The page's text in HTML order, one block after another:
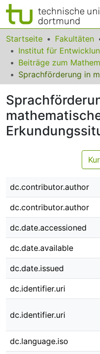
Bereiche & Sammlungen
Das gesamte
Statistiken
FAQ
Leitlinien
Zurück zur Startseite
Startseite Fakultäten
dc.contributor.author
dc.contributor.author
dc.date.accessioned
dc.date.available
dc.date.issued
dc.identifier.uri
dc.identifier.uri
dc.language.iso